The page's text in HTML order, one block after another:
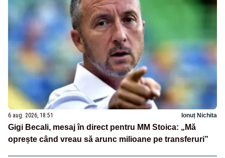
6 aug. 2026, 18:51 Ionuț Nichita
Gigi Becali, mesaj în direct pentru MM Stoica: „Mă
oprește când vreau să arunc milioane pe transferuri”